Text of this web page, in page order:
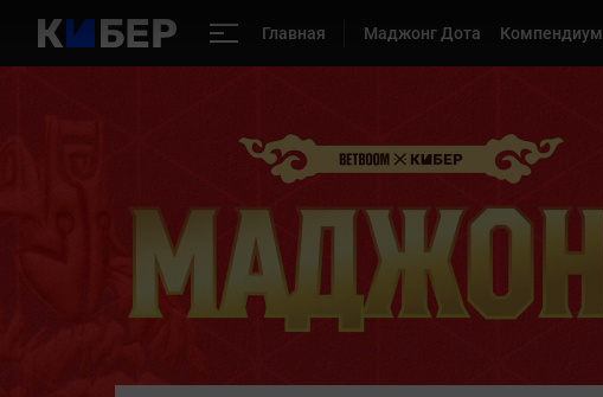
Главная Маджонг Дота Компендиум